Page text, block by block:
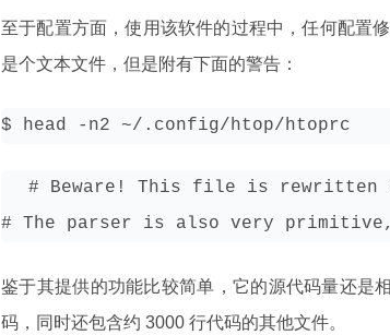
至于配置方面，使用该软件的过程中，任何配置
是个文本文件，但是附有下面的警告：
$ head -n2 ~/.config/htop/htoprc
# Beware! This file is rewritten
# The parser is also very
鉴于其提供的功能比较简单，它的源代码量还是
码，同时还包含约 3000 行代码的其他文件。